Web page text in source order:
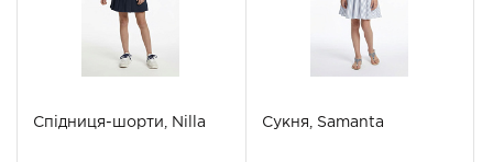
Спідниця-шорти, Nilla Сукня, Samanta